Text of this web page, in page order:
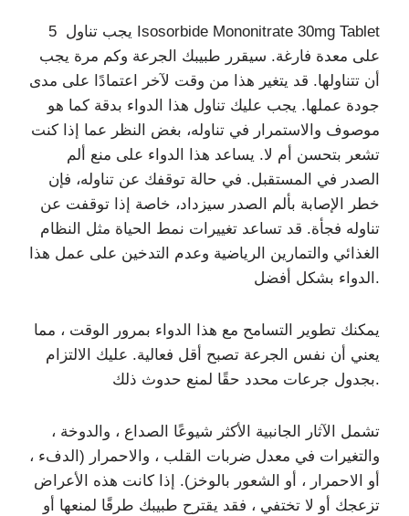
يجب تناول 5 Isosorbide Mononitrate 30mg Tablet
على معدة فارغة. سيقرر طبيبك الجرعة وكم مرة يجب
أن تتناولها. قد يتغير هذا من وقت لآخر اعتمادًا على مدى
جودة عملها. يجب عليك تناول هذا الدواء بدقة كما هو
موصوف والاستمرار في تناوله، بغض النظر عما إذا كنت
تشعر بتحسن أم لا. يساعد هذا الدواء على منع ألم
الصدر في المستقبل. في حالة توقفك عن تناوله، فإن
خطر الإصابة بألم الصدر سيزداد، خاصة إذا توقفت عن
تناوله فجأة. قد تساعد تغييرات نمط الحياة مثل النظام
الغذائي والتمارين الرياضية وعدم التدخين على عمل هذا
الدواء بشكل أفضل.
يمكنك تطوير التسامح مع هذا الدواء بمرور الوقت ، مما
يعني أن نفس الجرعة تصبح أقل فعالية. عليك الالتزام
بجدول جرعات محدد حقًا لمنع حدوث ذلك.
تشمل الآثار الجانبية الأكثر شيوعًا الصداع ، والدوخة ،
والتغيرات في معدل ضربات القلب ، والاحمرار (الدفء ،
أو الاحمرار ، أو الشعور بالوخز). إذا كانت هذه الأعراض
تزعجك أو لا تختفي ، فقد يقترح طبيبك طرقًا لمنعها أو